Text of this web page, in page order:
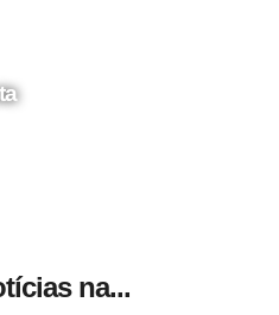
na...